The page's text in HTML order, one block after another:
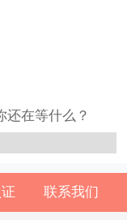
还在等什么？
联系我们